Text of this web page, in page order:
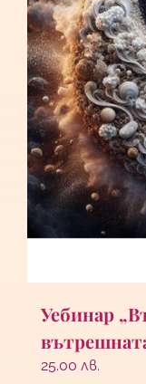
Уебинар
25.00 лв.